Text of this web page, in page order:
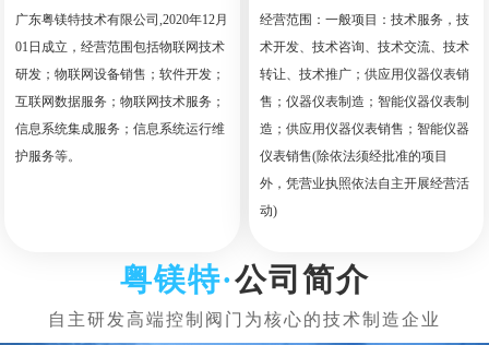
广东粤镁特技术有限公司,2020年12月
01日成立，经营范围包括物联网技术
研发；物联网设备销售；软件开发；
互联网数据服务；物联网技术服务；
信息系统集成服务；信息系统运行维
护服务等。
经营范围：一般项目：技术服务，技
术开发、技术咨询、技术交流、技术
转让、技术推广；供应用仪器仪表销
售；仪器仪表制造；智能仪器仪表制
造；供应用仪器仪表销售；智能仪器
仪表销售(除依法须经批准的项目
外，凭营业执照依法自主开展经营活
动)
公司简介